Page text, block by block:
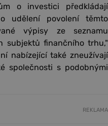
o investici předkládají
udělení povolení těmto
výpisy ze seznamu
subjektů finančního trhu,"
nabízející také zneužívají
společnosti s podobnými
REKLAMA